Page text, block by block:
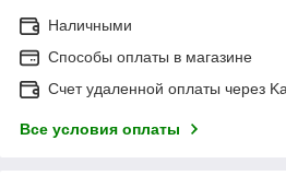
Наличными
Способы оплаты в магазине
Счет удаленной оплаты через
Все условия оплаты